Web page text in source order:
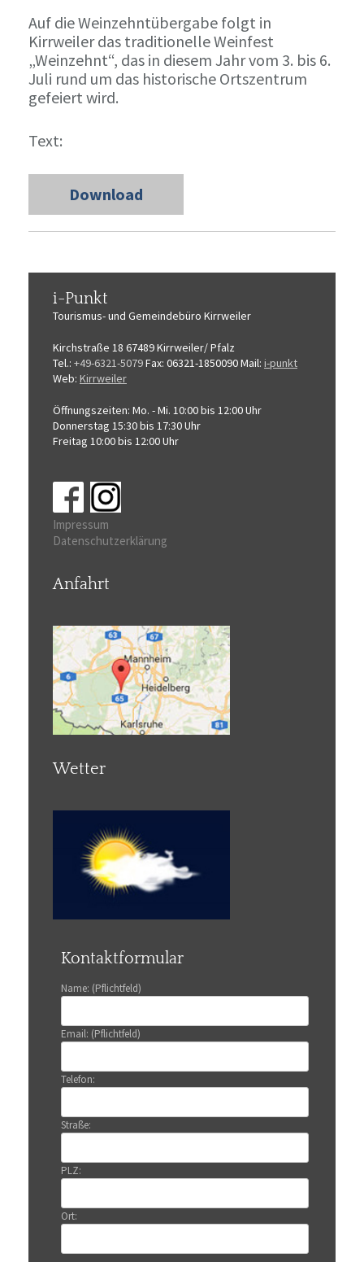
Auf die Weinzehntübergabe folgt in
Kirrweiler das traditionelle Weinfest
„Weinzehnt“, das in diesem Jahr vom 3. bis 6.
Juli rund um das historische Ortszentrum
gefeiert wird.
Text:
Download
i-Punkt
Tourismus-und Gemeindebüro Kirrweiler
Kirchstraße 18 67489 Kirrweiler/ Pfalz
Tel.: +49-6321-5079Fax: 06321-1850090Mail: i-punkt
Web: Kirrweiler
Öffnungszeiten: Mo. - Mi. 10:00 bis 12:00 Uhr
Donnerstag 15:30 bis 17:30 Uhr
Freitag 10:00 bis 12:00 Uhr
Impressum
Datenschutzerklärung
Anfahrt
Wetter
Kontaktformular
Name: (Pflichtfeld)
Email: (Pflichtfeld)
Telefon:
Straße:
PLZ:
Ort: